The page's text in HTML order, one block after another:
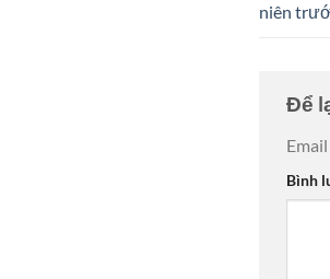
niên
Để
Bình